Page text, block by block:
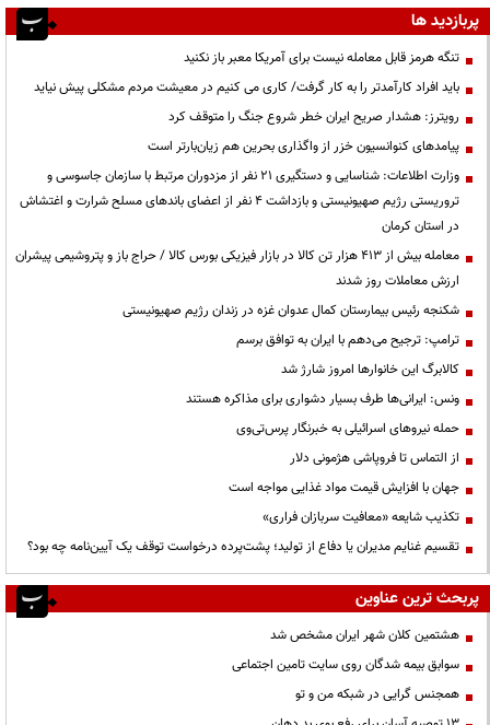
پربازدید ها
تنگه هرمز قابل معامله نیست برای آمریکا معبر باز نکنید
باید افراد کارآمدتر را به کار گرفت/ کاری می کنیم در معیشت مردم مشکلی پیش نیاید
رویترز: هشدار صریح ایران خطر شروع جنگ را متوقف کرد
پیامدهای کنوانسیون خزر از واگذاری بحرین هم زیان‌بارتر است
وزارت اطلاعات: شناسایی و دستگیری ۲۱ نفر از مزدوران مرتبط با سازمان جاسوسی و
تروریستی رژیم صهیونیستی و بازداشت ۴ نفر از اعضای باندهای مسلح شرارت و اغتشاش
در استان کرمان
معامله بیش از ۴۱۳ هزار تن کالا در بازار فیزیکی بورس کالا / حراج باز و پتروشیمی پیشران
ارزش معاملات روز شدند
شکنجه رئیس بیمارستان کمال عدوان غزه در زندان رژیم صهیونیستی
ترامپ: ترجیح می‌دهم با ایران به توافق برسم
کالابرگ این خانوارها امروز شارژ شد
ونس: ایرانی‌ها طرف بسیار دشواری برای مذاکره هستند
حمله نیروهای اسرائیلی به خبرنگار پرس‌تی‌وی
از التماس تا فروپاشی هژمونی دلار
جهان با افزایش قیمت مواد غذایی مواجه است
تکذیب شایعه «معافیت سربازان فراری»
تقسیم غنایم مدیران یا دفاع از تولید؛ پشت‌پرده درخواست توقف یک آیین‌نامه چه بود؟
پربحث ترین عناوین
هشتمین کلان شهر ایران مشخص شد
سوابق بیمه شدگان روی سایت تامین اجتماعی
همجنس گرایی در شبکه من و تو